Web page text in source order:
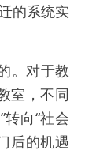
的系统实
。对于教
室，不同
向“社会
后的机遇